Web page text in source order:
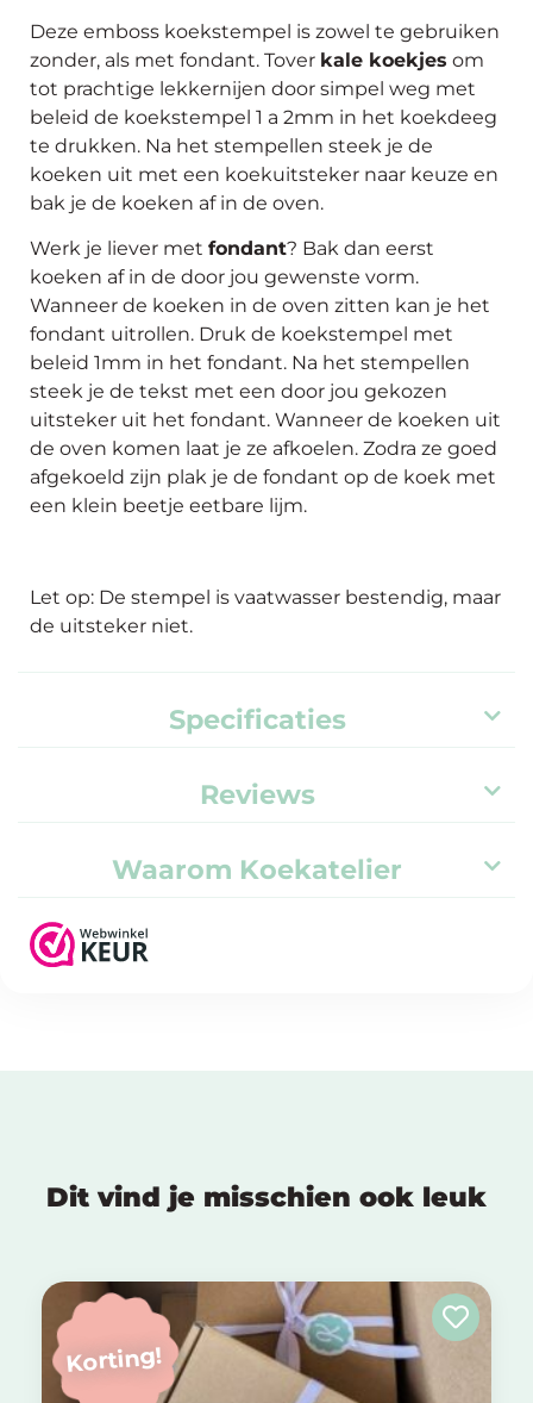
Deze emboss koekstempel is zowel te gebruiken
zonder, als met fondant. Tover kale koekjes om
tot prachtige lekkernijen door simpel weg met
beleid de koekstempel 1 a 2mm in het koekdeeg
te drukken. Na het stempellen steek je de
koeken uit met een koekuitsteker naar keuze en
bak je de koeken af in de oven.
Werk je liever met fondant? Bak dan eerst
koeken af in de door jou gewenste vorm.
Wanneer de koeken in de oven zitten kan je het
fondant uitrollen. Druk de koekstempel met
beleid 1mm in het fondant. Na het stempellen
steek je de tekst met een door jou gekozen
uitsteker uit het fondant. Wanneer de koeken uit
de oven komen laat je ze afkoelen. Zodra ze goed
afgekoeld zijn plak je de fondant op de koek met
een klein beetje eetbare lijm.
Let op: De stempel is vaatwasser bestendig, maar
de uitsteker niet.
Specificaties
Reviews
Waarom Koekatelier
Dit vind je misschien ook leuk
Korting!